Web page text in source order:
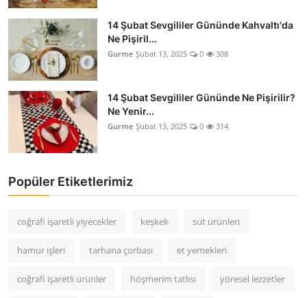
14 Şubat Sevgililer Gününde Kahvaltı'da
Ne Pişiril...
Gurme Şubat 13, 2025 0 308
14 Şubat Sevgililer Gününde Ne Pişirilir?
Ne Yenir...
Gurme Şubat 13, 2025 0 314
Popüler Etiketlerimiz
coğrafi işaretli yiyecekler keşkek süt ürünleri
hamur işleri tarhana çorbası et yemekleri
coğrafi işaretli ürünler höşmerim tatlısı yöresel lezzetler